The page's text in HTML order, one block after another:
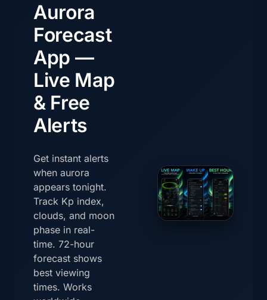
Aurora
Forecast
App —
Live Map
& Free
Alerts
Get instant alerts
when aurora
appears tonight.
Track Kp index,
clouds, and moon
phase in real-
time. 72-hour
forecast shows
best viewing
times. Works